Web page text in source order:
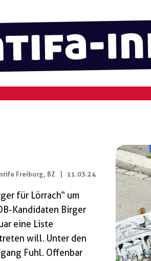
Freiburg, BZ 11.03.24
für Lörrach“ um
Kandidaten Birger
eine Liste
will. Unter den
Fuhl. Offenbar